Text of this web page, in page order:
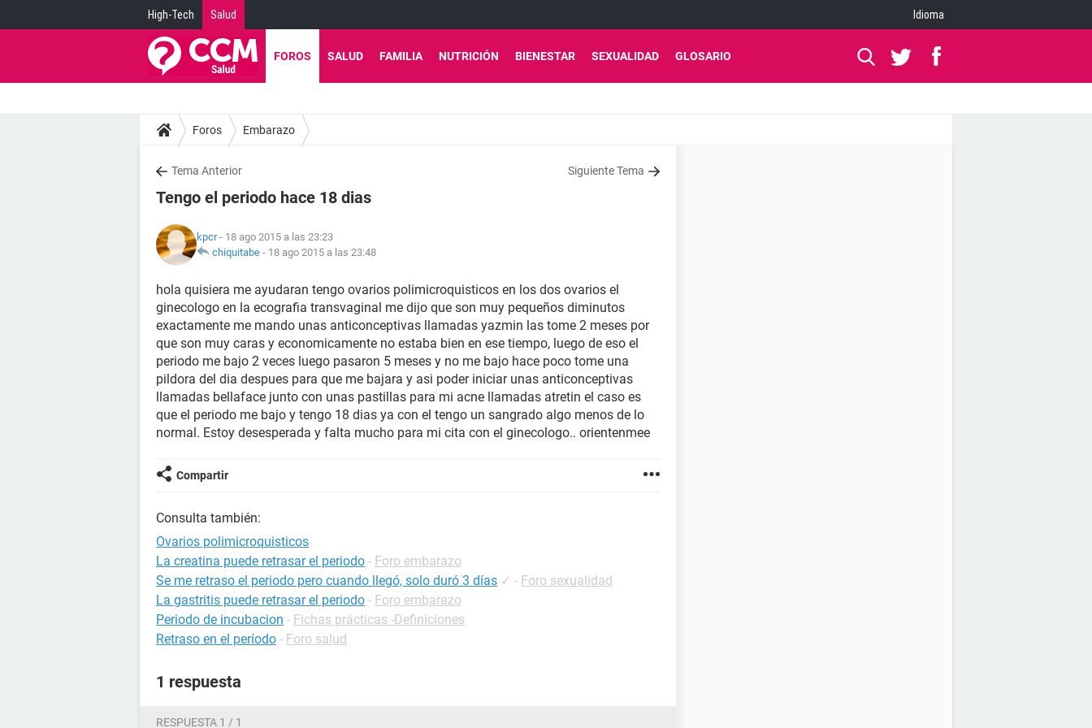
High-Tech Salud Idioma
FOROS SALUD FAMILIA NUTRICIÓN BIENESTAR SEXUALIDAD GLOSARIO
Foros Embarazo
Tema Anterior Siguiente Tema
Tengo el periodo hace 18 dias
kpcr- 18 ago 2015 a las 23:23
chiquitabe - 18 ago 2015 a las 23:48
hola quisiera me ayudaran tengo ovarios polimicroquisticos en los dos ovarios el
ginecologo en la ecografia transvaginal me dijo que son muy pequeños diminutos
exactamente me mando unas anticonceptivas llamadas yazmin las tome 2 meses por
que son muy caras y economicamente no estaba bien en ese tiempo, luego de eso el
periodo me bajo 2 veces luego pasaron 5 meses y no me bajo hace poco tome una
pildora del dia despues para que me bajara y asi poder iniciar unas anticonceptivas
llamadas bellaface junto con unas pastillas para mi acne llamadas atretin el caso es
que el periodo me bajo y tengo 18 dias ya con el tengo un sangrado algo menos de lo
normal. Estoy desesperada y falta mucho para mi cita con el ginecologo.. orientenmee
Compartir
Consulta también:
Ovarios polimicroquisticos
La creatina puede retrasar el periodo - Foro embarazo
Se me retraso el periodo pero cuando llegó, solo duró 3 días ✓ - Foro sexualidad
La gastritis puede retrasar el periodo - Foro embarazo
Periodo de incubacion - Fichas prácticas -Definiciones
Retraso en el período - Foro salud
1 respuesta
RESPUESTA 1 / 1